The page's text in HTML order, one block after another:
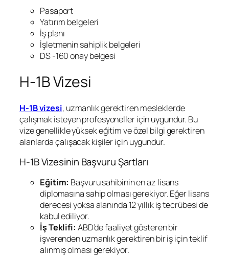
Pasaport
Yatırım belgeleri
İş planı
İşletmenin sahiplik belgeleri
DS -160 onay belgesi
H-1B Vizesi
H-1B vizesi, uzmanlık gerektiren mesleklerde
çalışmak isteyen profesyoneller için uygundur. Bu
vize genellikle yüksek eğitim ve özel bilgi gerektiren
alanlarda çalışacak kişiler için uygundur.
H-1B Vizesinin Başvuru Şartları
Eğitim: Başvuru sahibinin en az lisans
diplomasına sahip olması gerekiyor. Eğer lisans
derecesi yoksa alanında 12 yıllık iş tecrübesi de
kabul ediliyor.
İş Teklifi: ABD’de faaliyet gösteren bir
işverenden uzmanlık gerektiren bir iş için teklif
alınmış olması gerekiyor.